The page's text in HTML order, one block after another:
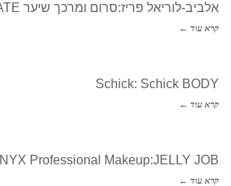
אלביב-לוריאל פריז:סרום ומרכך שיער ULTIMATE
קרא עוד ←
Schick: Schick BODY
קרא עוד ←
NYX Professional Makeup:JELLY JOB
קרא עוד ←